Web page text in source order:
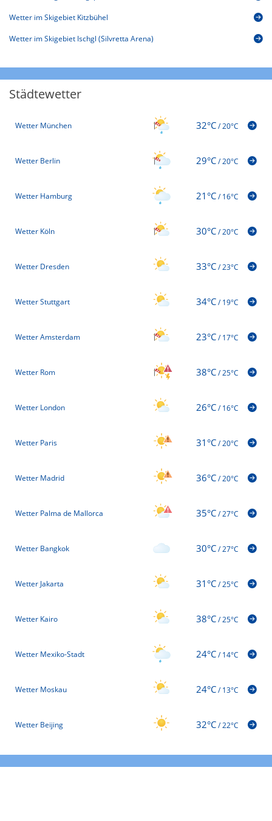
Wetter im Skigebiet Kitzbühel
Wetter im Skigebiet Ischgl (Silvretta Arena)
Städtewetter
Wetter München 32°C/20°C
Wetter Berlin 29°C/20°C
Wetter Hamburg 21°C/16°C
Wetter Köln 30°C/20°C
Wetter Dresden 33°C/23°C
Wetter Stuttgart 34°C/19°C
Wetter Amsterdam 23°C/17°C
Wetter Rom 38°C/25°C
Wetter London 26°C/16°C
Wetter Paris 31°C/20°C
Wetter Madrid 36°C/20°C
Wetter Palma de Mallorca 35°C/27°C
Wetter Bangkok 30°C/27°C
Wetter Jakarta 31°C/25°C
Wetter Kairo 38°C/25°C
Wetter Mexiko-Stadt 24°C/14°C
Wetter Moskau 24°C/13°C
Wetter Beijing 32°C/22°C